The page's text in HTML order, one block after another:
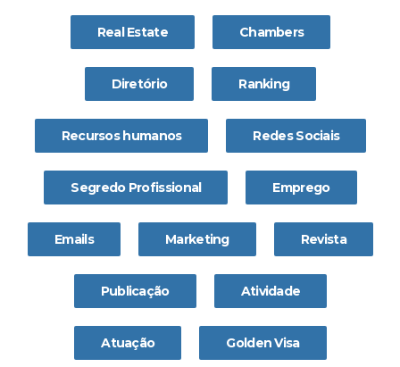
Real Estate Chambers
Diretório Ranking
Recursos humanos Redes Sociais
Segredo Profissional Emprego
Emails Marketing Revista
Publicação Atividade
Atuação Golden Visa